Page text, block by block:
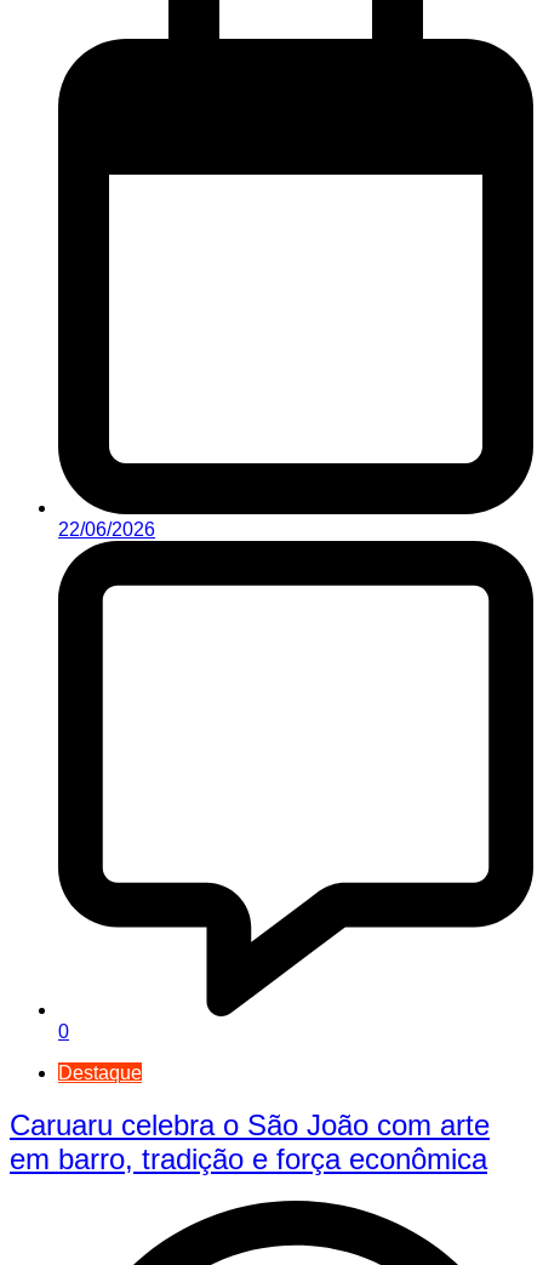
22/06/2026
0
Destaque
Caruaru celebra o São João com arte
em barro, tradição e força econômica